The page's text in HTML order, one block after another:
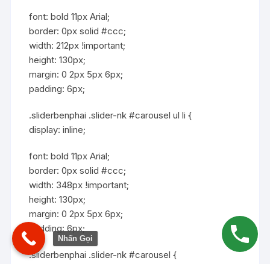
font: bold 11px Arial;
border: 0px solid #ccc;
width: 212px !important;
height: 130px;
margin: 0 2px 5px 6px;
padding: 6px;
.sliderbenphai .slider-nk #carousel ul li {
display: inline;
font: bold 11px Arial;
border: 0px solid #ccc;
width: 348px !important;
height: 130px;
margin: 0 2px 5px 6px;
padding: 6px;
.sliderbenphai .slider-nk #carousel {
Nhấn Gọi